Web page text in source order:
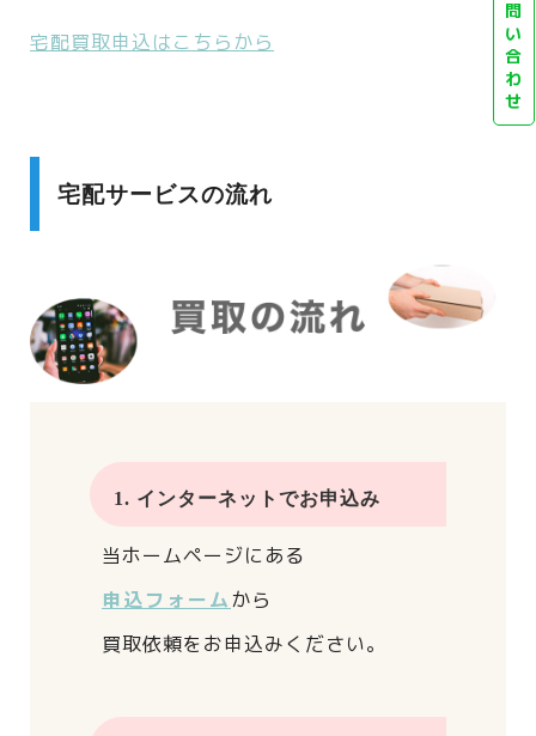
宅配買取申込はこちらから
宅配サービスの流れ
1. インターネットでお申込み
当ホームページにある
申込フォームから
買取依頼をお申込みください。
問
い
合
わ
せ